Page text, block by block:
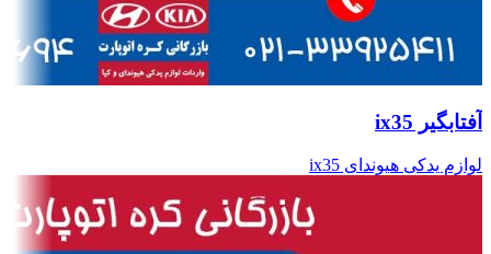
آفتابگیر ix35
لوازم یدکی هیوندای ix35